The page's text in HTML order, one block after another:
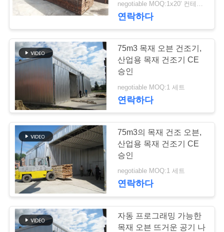
관
주
뉴
연락하다
75m3 목재 오븐 건조기,
산업용 목재 건조기 CE
승인
negotiable MOQ:1 세트
연락하다
75m3의 목재 건조 오븐,
산업용 목재 건조기 CE
승인
negotiable MOQ:1 세트
연락하다
자동 프로그래밍 가능한
목재 오븐 뜨거운 공기 나